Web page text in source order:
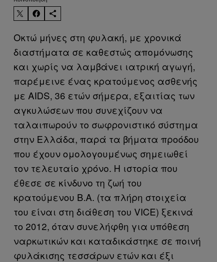
Οκτώ μήνες στη φυλακή, με χρονικά
διαστήματα σε καθεστώς απομόνωσης
και χωρίς να λαμβάνει ιατρική αγωγή,
παρέμεινε ένας κρατούμενος ασθενής
με AIDS, 36 ετών σήμερα, εξαιτίας των
αγκυλώσεων που συνεχίζουν να
ταλαιπωρούν το σωφρονιστικό σύστημα
στην Ελλάδα, παρά τα βήματα προόδου
που έχουν ομολογουμένως σημειωθεί
τον τελευταίο χρόνο. Η ιστορία που
έθεσε σε κίνδυνο τη ζωή του
κρατούμενου Β.Α. (τα πλήρη στοιχεία
του είναι στη διάθεση του VICE) ξεκινά
το 2012, όταν συνελήφθη για υπόθεση
ναρκωτικών και καταδικάστηκε σε ποινή
φυλάκισης τεσσάρων ετών και έξι